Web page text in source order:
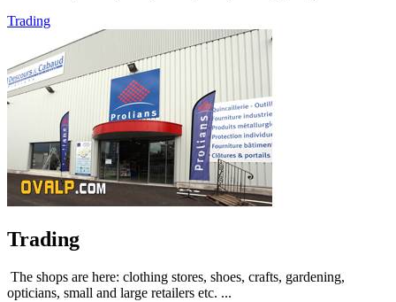
Trading
Trading
The shops are here: clothing stores, shoes, crafts, gardening,
opticians, small and large retailers etc. ...